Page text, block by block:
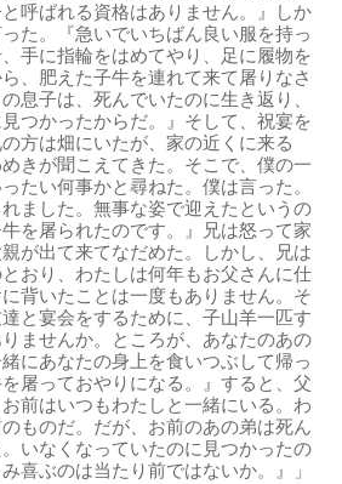
呼ばれる資格はありません。』しか
た。『急いでいちばん良い服を持っ
手に指輪をはめてやり、足に履物を
、肥えた子牛を連れて来て屠りなさ
息子は、死んでいたのに生き返り、
つかったからだ。』そして、祝宴を
方は畑にいたが、家の近くに来る
きが聞こえてきた。そこで、僕の一
たい何事かと尋ねた。僕は言った。
れました。無事な姿で迎えたというの
を屠られたのです。』兄は怒って家
が出て来てなだめた。しかし、兄は
おり、わたしは何年もお父さんに仕
背いたことは一度もありません。そ
と宴会をするために、子山羊一匹す
ませんか。ところが、あなたのあの
にあなたの身上を食いつぶして帰っ
屠っておやりになる。』すると、父
前はいつもわたしと一緒にいる。わ
ものだ。だが、お前のあの弟は死ん
いなくなっていたのに見つかったの
喜ぶのは当たり前ではないか。』」